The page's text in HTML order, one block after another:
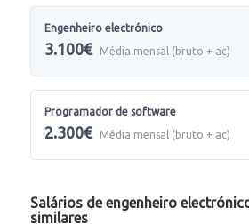
Engenheiro electrónico
3.100€ Média mensal (bruto + ac)
Programador de software
2.300€ Média mensal (bruto + ac)
Salários de engenheiro
similares